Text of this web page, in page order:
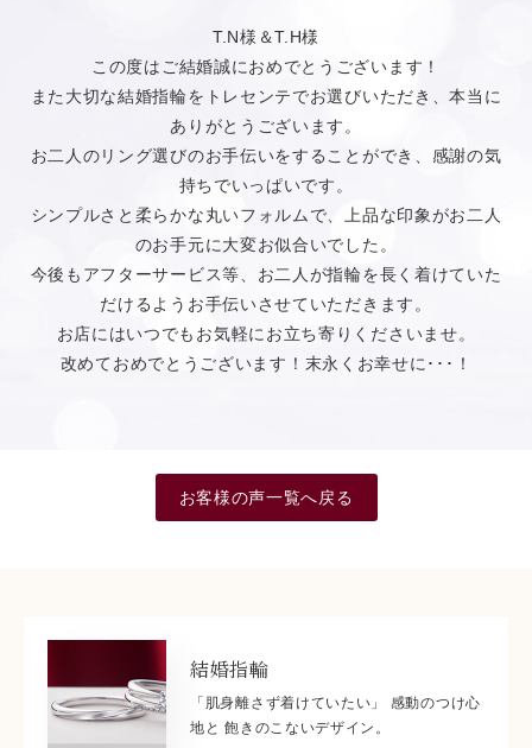
T.N様＆T.H様
この度はご結婚誠におめでとうございます！
また大切な結婚指輪をトレセンテでお選びいただき、本当に
ありがとうございます。
お二人のリング選びのお手伝いをすることができ、感謝の気
持ちでいっぱいです。
シンプルさと柔らかな丸いフォルムで、上品な印象がお二人
のお手元に大変お似合いでした。
今後もアフターサービス等、お二人が指輪を長く着けていた
だけるようお手伝いさせていただきます。
お店にはいつでもお気軽にお立ち寄りくださいませ。
改めておめでとうございます！末永くお幸せに･･･！
お客様の声一覧へ戻る
結婚指輪
「肌身離さず着けていたい」 感動のつけ心
地と 飽きのこないデザイン。